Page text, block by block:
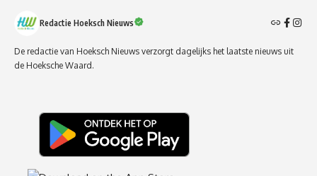
Redactie Hoeksch Nieuws
De redactie van Hoeksch Nieuws verzorgt dagelijks het laatste nieuws uit
de Hoeksche Waard.